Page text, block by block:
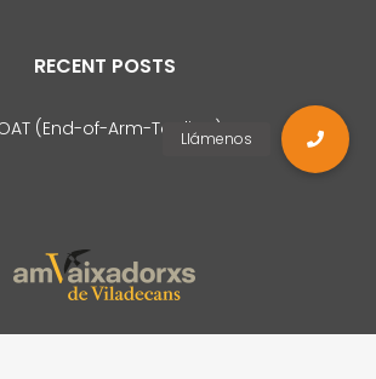
RECENT POSTS
(End-of-Arm-Tooling)